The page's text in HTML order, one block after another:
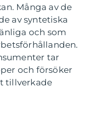
Många av de
av syntetiska
och som
tar
och försöker
tillverkade